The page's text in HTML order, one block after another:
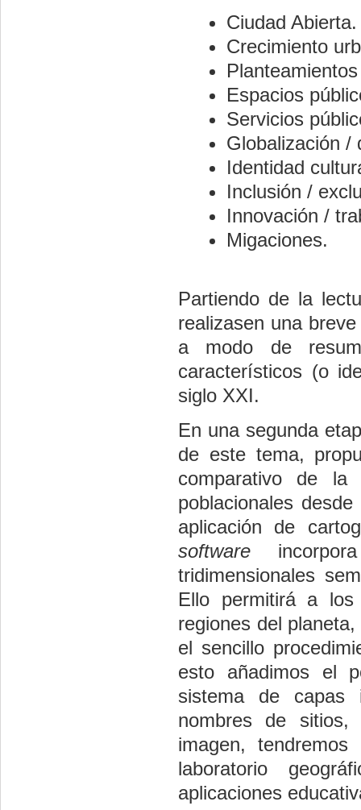
Ciudad Abierta.
Crecimiento
Espacios
Servicios
Globalización /
Identidad
Inclusión /
Innovación /
Migaciones.
Partiendo de la
realizasen una
a modo de
característicos (o
siglo XXI.
En una segunda
de este tema,
comparativo de la
poblacionales
aplicación de
software
tridimensionales
Ello permitirá a los
regiones del
el sencillo
esto añadimos el
sistema de capas
nombres de sitios,
imagen,
laboratorio
aplicaciones